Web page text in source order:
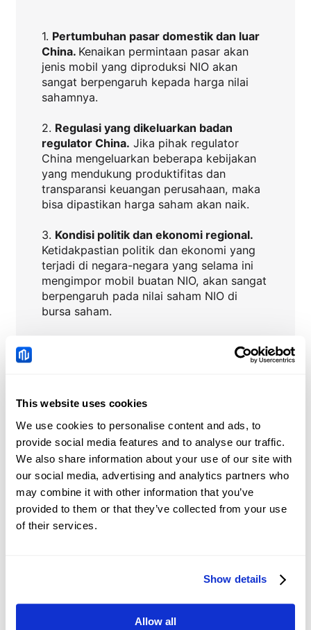
This website uses cookies
We use cookies to personalise content and ads, to
provide social media features and to analyse our traffic.
We also share information about your use of our site with
our social media, advertising and analytics partners who
may combine it with other information that you’ve
provided to them or that they’ve collected from your use
of their services.
Show details
Allow all
1. Pertumbuhan pasar domestik dan luar
China. Kenaikan permintaan pasar akan
jenis mobil yang diproduksi NIO akan
sangat berpengaruh kepada harga nilai
sahamnya.
2. Regulasi yang dikeluarkan badan
regulator China. Jika pihak regulator
China mengeluarkan beberapa kebijakan
yang mendukung produktifitas dan
transparansi keuangan perusahaan, maka
bisa dipastikan harga saham akan naik.
3. Kondisi politik dan ekonomi regional.
Ketidakpastian politik dan ekonomi yang
terjadi di negara-negara yang selama ini
mengimpor mobil buatan NIO, akan sangat
berpengaruh pada nilai saham NIO di
bursa saham.
NIO Berita
Tiongkok: Permintaan
kredit dan tren likuiditas
– DBS
2026-08-08 05:51:40 (GMT+0)
dengan nada bullish
terhadap Dolar AS – UOB
2026-08-08 05:12:44 (GMT+0)